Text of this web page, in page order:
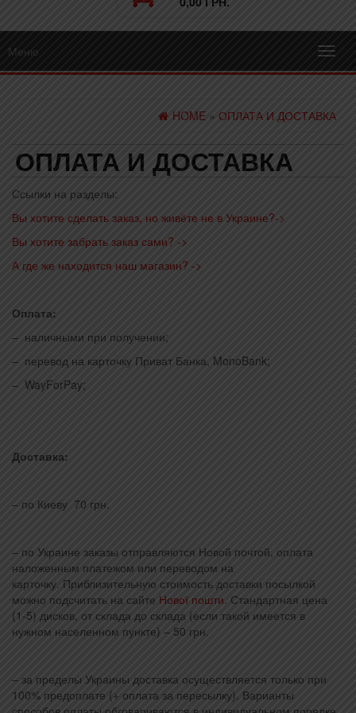
Меню
HOME » ОПЛАТА И ДОСТАВКА
ОПЛАТА И ДОСТАВКА
Ссылки на разделы:
Вы хотите сделать заказ, но живёте не в Украине?->
Вы хотите забрать заказ сами? ->
А где же находится наш магазин? ->
Оплата:
– наличными при получении;
– перевод на карточку Приват Банка, MonoBank;
– WayForPay;
Доставка:
– по Киеву 70 грн.
– по Украине заказы отправляются Новой почтой, оплата
наложенным платежом или переводом на
карточку. Приблизительную стоимость доставки посылкой
можно подсчитать на сайте Нової пошти. Стандартная цена
(1-5) дисков, от склада до склада (если такой имеется в
нужном населенном пункте) – 50 грн.
– за пределы Украины доставка осуществляется только при
100% предоплате (+ оплата за пересылку). Варианты